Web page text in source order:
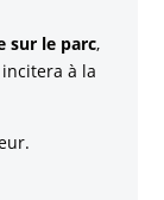
sur le parc,
à la